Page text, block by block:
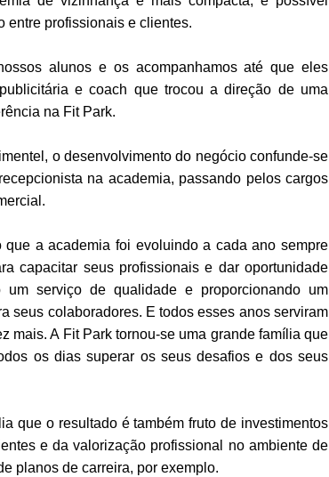
entre profissionais e clientes.
alunos e os acompanhamos até que eles
e coach que trocou a direção de uma
na Fit Park.
o desenvolvimento do negócio confunde-se
na academia, passando pelos cargos
a academia foi evoluindo a cada ano sempre
capacitar seus profissionais e dar oportunidade
um serviço de qualidade e proporcionando um
seus colaboradores. E todos esses anos serviram
mais. A Fit Park tornou-se uma grande família que
os dias superar os seus desafios e dos seus
que o resultado é também fruto de investimentos
e da valorização profissional no ambiente de
planos de carreira, por exemplo.